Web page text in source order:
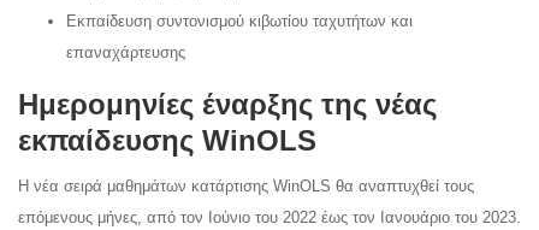
Εκπαίδευση συντονισμού κιβωτίου ταχυτήτων και
επαναχάρτευσης
Ημερομηνίες έναρξης της νέας
εκπαίδευσης WinOLS
Η νέα σειρά μαθημάτων κατάρτισης WinOLS θα αναπτυχθεί τους
επόμενους μήνες, από τον Ιούνιο του 2022 έως τον Ιανουάριο του 2023.